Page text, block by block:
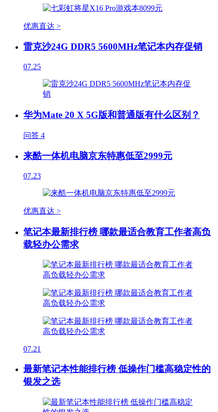
优惠直达 >
雷克沙24G DDR5 5600MHz笔记本内存促销
07.25
华为Mate 20 X 5G版和普通版有什么区别？
问答 4
来酷一体机电脑京东特惠低至2999元
07.23
优惠直达 >
笔记本最新排行榜 哪款最适合教育工作者高负
载轻办公需求
07.21
最新笔记本性能排行榜 低操作门槛高稳定性的
银发之选